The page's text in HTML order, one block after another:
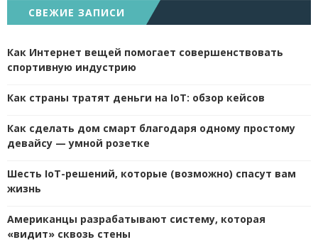
СВЕЖИЕ ЗАПИСИ
Как Интернет вещей помогает совершенствовать
спортивную индустрию
Как страны тратят деньги на IoT: обзор кейсов
Как сделать дом смарт благодаря одному простому
девайсу — умной розетке
Шесть IoT-решений, которые (возможно) спасут вам
жизнь
Американцы разрабатывают систему, которая
«видит» сквозь стены